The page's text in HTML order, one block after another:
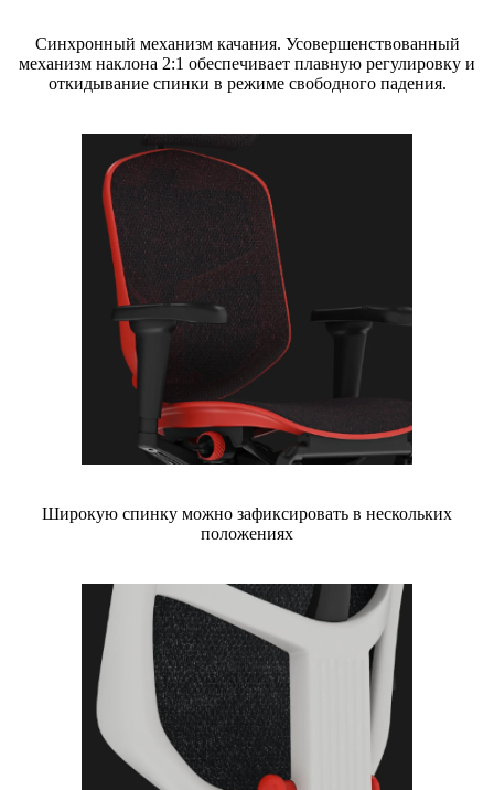
Синхронный механизм качания. Усовершенствованный
механизм наклона 2:1 обеспечивает плавную регулировку и
откидывание спинки в режиме свободного падения.
Широкую спинку можно зафиксировать в нескольких
положениях